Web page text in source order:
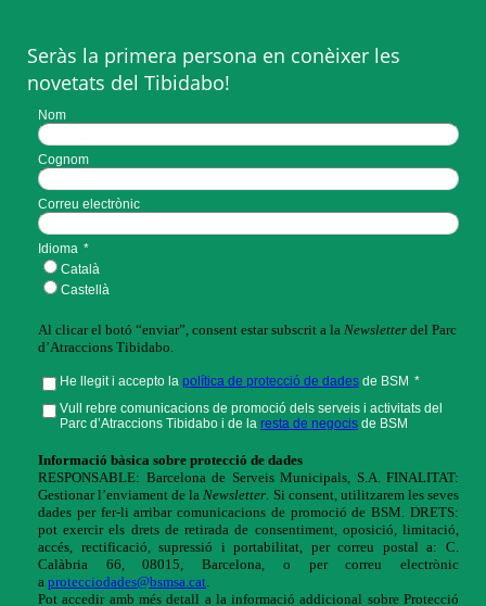
Seràs la primera persona en conèixer les
novetats del Tibidabo!